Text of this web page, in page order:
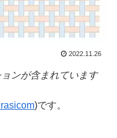
2022.11.26
ンが含まれています
)です。